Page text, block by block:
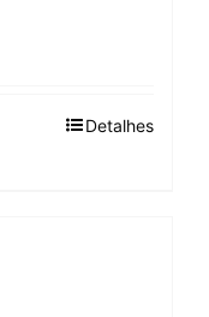
Detalhes